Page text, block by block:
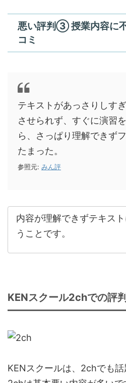
悪い評判③ 授業内容に
コミ
テキストがあっさりしす
させられず、すぐに演習
ら、さっぱり理解できず
たまった。
参照元: みん評
内容が理解できずテキス
うことです。
KENスクール2chでの評
KENスクールは、2chでも話